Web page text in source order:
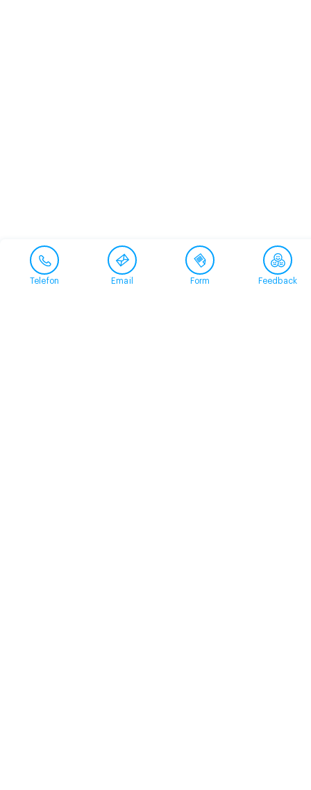
Telefon Email Form Feedback